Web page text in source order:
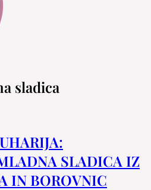
in bodoče starše
sladica
SLADICA IZ
IN BOROVNIC